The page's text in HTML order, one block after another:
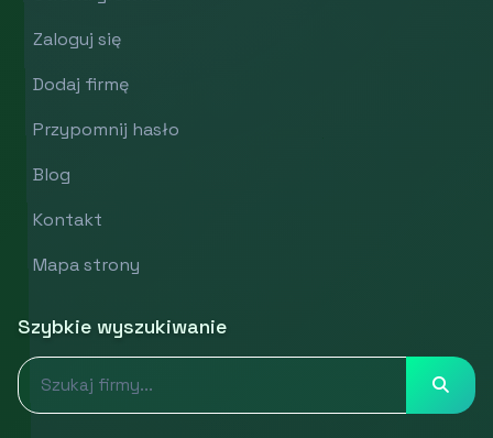
Zaloguj się
Dodaj firmę
Przypomnij hasło
Blog
Kontakt
Mapa strony
Szybkie wyszukiwanie